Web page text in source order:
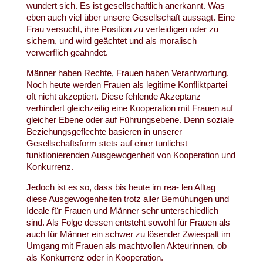
wundert sich. Es ist gesellschaftlich anerkannt. Was
eben auch viel über unsere Gesellschaft aussagt. Eine
Frau versucht, ihre Position zu verteidigen oder zu
sichern, und wird geächtet und als moralisch
verwerflich geahndet.
Männer haben Rechte, Frauen haben Verantwortung.
Noch heute werden Frauen als legitime Konfliktpartei
oft nicht akzeptiert. Diese fehlende Akzeptanz
verhindert gleichzeitig eine Kooperation mit Frauen auf
gleicher Ebene oder auf Führungsebene. Denn soziale
Beziehungsgeflechte basieren in unserer
Gesellschaftsform stets auf einer tunlichst
funktionierenden Ausgewogenheit von Kooperation und
Konkurrenz.
Jedoch ist es so, dass bis heute im rea- len Alltag
diese Ausgewogenheiten trotz aller Bemühungen und
Ideale für Frauen und Männer sehr unterschiedlich
sind. Als Folge dessen entsteht sowohl für Frauen als
auch für Männer ein schwer zu lösender Zwiespalt im
Umgang mit Frauen als machtvollen Akteurinnen, ob
als Konkurrenz oder in Kooperation.